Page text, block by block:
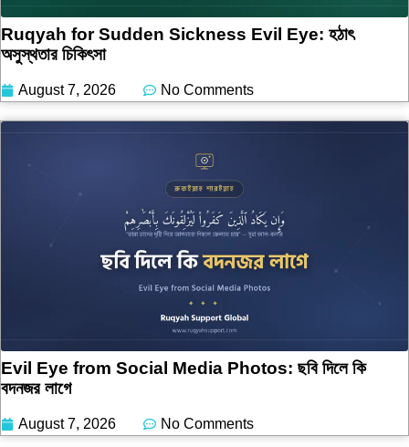
Ruqyah for Sudden Sickness Evil Eye: হঠাৎ
অসুস্থতার চিকিৎসা
August 7, 2026 No Comments
Evil Eye from Social Media Photos: ছবি দিলে কি
বদনজর লাগে
August 7, 2026 No Comments